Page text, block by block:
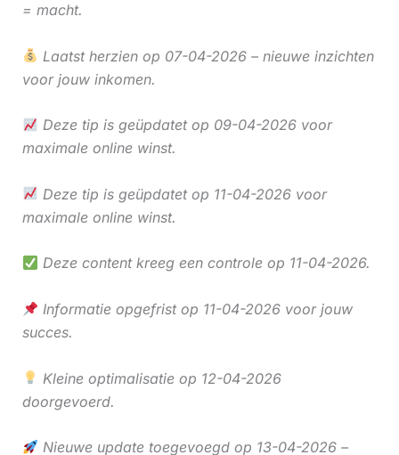
= macht.
Laatst herzien op 07-04-2026 – nieuwe inzichten
voor jouw inkomen.
Deze tip is geüpdatet op 09-04-2026 voor
maximale online winst.
Deze tip is geüpdatet op 11-04-2026 voor
maximale online winst.
Deze content kreeg een controle op 11-04-2026.
Informatie opgefrist op 11-04-2026 voor jouw
succes.
Kleine optimalisatie op 12-04-2026
doorgevoerd.
Nieuwe update toegevoegd op 13-04-2026 –